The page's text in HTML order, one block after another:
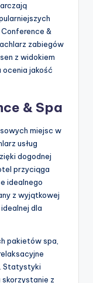
&
zabiegów
z widokiem
ocenia jakość
& Spa
miejsc w
usług
dogodnej
przyciąga
idealnego
z wyjątkowej
dla
pakietów spa,
Statystyki
skorzystanie z